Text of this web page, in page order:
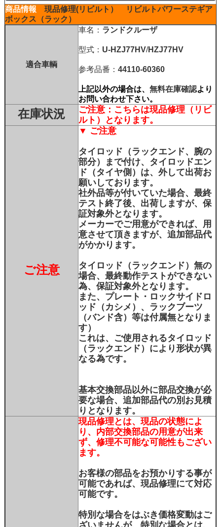
商品情報 現品修理(リビルト）
リビルトパワーステギア
ボックス（ラック）
適合車輌
車名： ランドクルーザ
型式： U-HZJ77HV/HZJ77HV
参考品番： 44110-60360
上記以外の場合は、 無料在庫確認より
お問い合わせ下さい。
在庫状況
ご注意：こちらは現品修理（リビ
ルト）となります。
ご注意
▼ ご注意
タイロッド（ラックエンド、腕の
部分）まで付け、タイロッドエン
ド（タイヤ側）は、外して出荷お
願いしております。
社外品等が付いていた場合、最終
テスト終了後、出荷しますが、保
証対象外となります。
メーカーでご用意ができれば、用
意させて頂きますが、追加部品代
がかかります。
タイロッド（ラックエンド）無の
場合、最終動作テストができない
為、保証対象外となります。
また、プレート・ロックサイドロ
ッド（カシメ）、ラックブーツ
（バンド含）等は付属無となりま
す）
これは、ご使用されるタイロッド
（ラックエンド）により形状が異
なる為です。
基本交換部品以外に部品交換が必
要な場合、追加部品代の別お見積
りとなります。
現品修理とは、現品の状態によ
り、内部交換部品の用意が出来
ず、修理不可能な可能性もござい
ます。
お客様の部品をお預かりする事が
可能であれば、現品修理にて対応
可能です。
特別な場合をはぶき価格変動はご